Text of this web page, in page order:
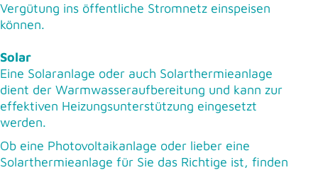
Vergütung ins öffentliche Stromnetz einspeisen
können.
Solar
Eine Solaranlage oder auch Solarthermieanlage
dient der Warmwasseraufbereitung und kann zur
effektiven Heizungsunterstützung eingesetzt
werden.
Ob eine Photovoltaikanlage oder lieber eine
Solarthermieanlage für Sie das Richtige ist, finden